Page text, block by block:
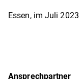
Essen, im Juli 2023
Ansprechpartner